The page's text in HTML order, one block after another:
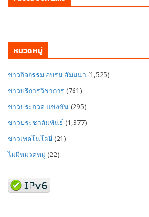
หมวดหมู่
ข่าวกิจกรรม อบรม สัมมนา (1,525)
ข่าวบริการวิชาการ (761)
ข่าวประกวด แข่งขัน (295)
ข่าวประชาสัมพันธ์ (1,377)
ข่าวเทคโนโลยี (21)
ไม่มีหมวดหมู่ (22)